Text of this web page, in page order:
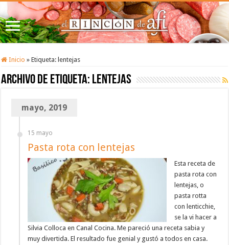
Inicio » Etiqueta: lentejas
Archivo de etiqueta: lentejas
mayo, 2019
15 mayo
Pasta rota con lentejas
Esta receta de
pasta rota con
lentejas, o
pasta rotta
con lenticchie,
se la vi hacer a
Silvia Colloca en Canal Cocina. Me pareció una receta sabia y
muy divertida. El resultado fue genial y gustó a todos en casa.